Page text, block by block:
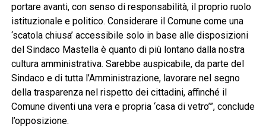
portare avanti, con senso di responsabilità, il proprio ruolo
istituzionale e politico. Considerare il Comune come una
‘scatola chiusa’ accessibile solo in base alle disposizioni
del Sindaco Mastella è quanto di più lontano dalla nostra
cultura amministrativa. Sarebbe auspicabile, da parte del
Sindaco e di tutta l’Amministrazione, lavorare nel segno
della trasparenza nel rispetto dei cittadini, affinché il
Comune diventi una vera e propria ‘casa di vetro’”, conclude
l’opposizione.